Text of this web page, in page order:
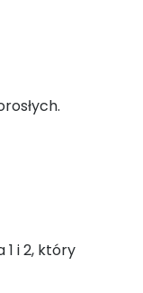
i 2, który